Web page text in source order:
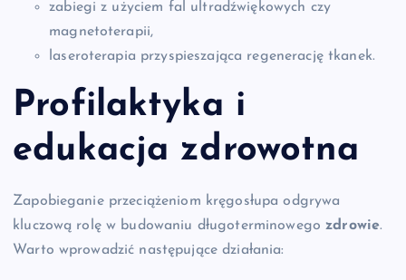
zabiegi z użyciem fal ultradźwiękowych czy
magnetoterapii,
laseroterapia przyspieszająca regenerację tkanek.
Profilaktyka i
edukacja zdrowotna
Zapobieganie przeciążeniom kręgosłupa odgrywa
kluczową rolę w budowaniu długoterminowegozdrowie.
Warto wprowadzić następujące działania: